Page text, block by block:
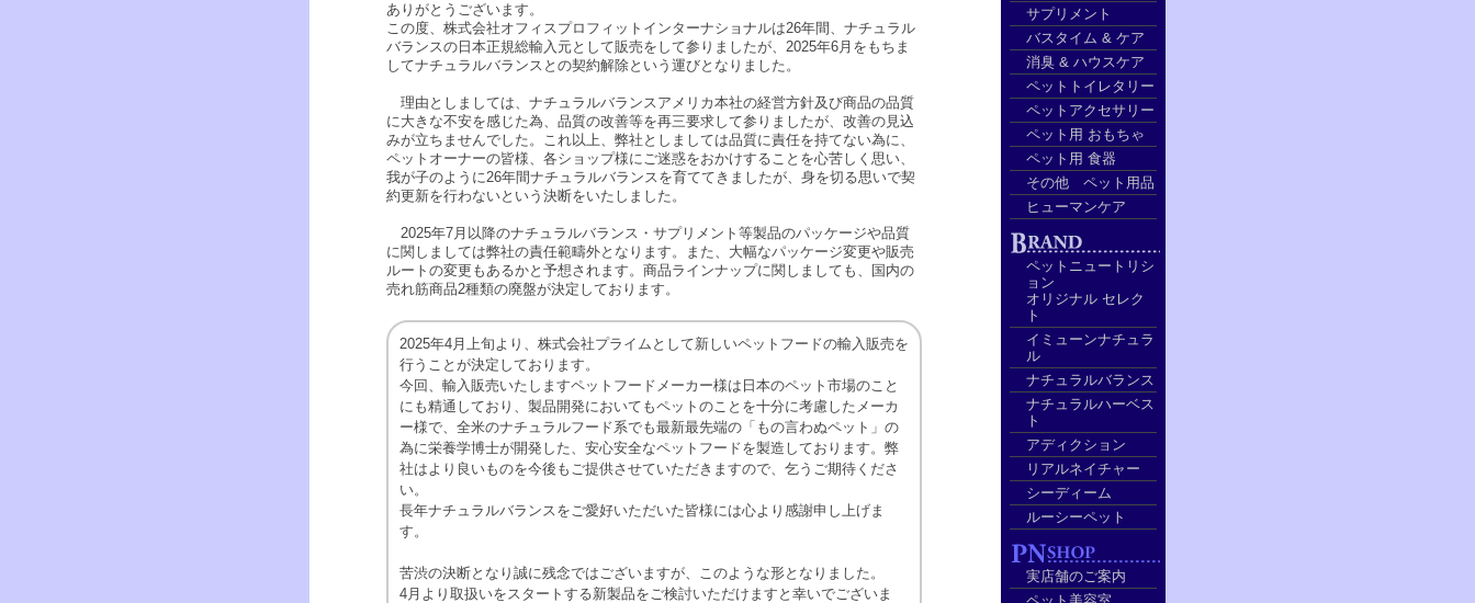
ありがとうございます。
この度、株式会社オフィスプロフィットインターナショナルは26年間、ナチュラル
バランスの日本正規総輸入元として販売をして参りましたが、2025年6月をもちま
してナチュラルバランスとの契約解除という運びとなりました。
理由としましては、ナチュラルバランスアメリカ本社の経営方針及び商品の品質
に大きな不安を感じた為、品質の改善等を再三要求して参りましたが、改善の見込
みが立ちませんでした。これ以上、弊社としましては品質に責任を持てない為に、
ペットオーナーの皆様、各ショップ様にご迷惑をおかけすることを心苦しく思い、
我が子のように26年間ナチュラルバランスを育ててきましたが、身を切る思いで契
約更新を行わないという決断をいたしました。
2025年7月以降のナチュラルバランス・サプリメント等製品のパッケージや品質
に関しましては弊社の責任範疇外となります。また、大幅なパッケージ変更や販売
ルートの変更もあるかと予想されます。商品ラインナップに関しましても、国内の
売れ筋商品2種類の廃盤が決定しております。
2025年4月上旬より、株式会社プライムとして新しいペットフードの輸入販売を
行うことが決定しております。
今回、輸入販売いたしますペットフードメーカー様は日本のペット市場のこと
にも精通しており、製品開発においてもペットのことを十分に考慮したメーカ
ー様で、全米のナチュラルフード系でも最新最先端の「もの言わぬペット」の
為に栄養学博士が開発した、安心安全なペットフードを製造しております。弊
社はより良いものを今後もご提供させていただきますので、乞うご期待くださ
い。
長年ナチュラルバランスをご愛好いただいた皆様には心より感謝申し上げま
す。
苦渋の決断となり誠に残念ではございますが、このような形となりました。
4月より取扱いをスタートする新製品をご検討いただけますと幸いでございま
サプリメント
バスタイム & ケア
消臭 & ハウスケア
ペットトイレタリー
ペットアクセサリー
ペット用 おもちゃ
ペット用 食器
その他 ペット用品
ヒューマンケア
ペットニュートリシ
ョン
オリジナル セレク
ト
イミューンナチュラ
ル
ナチュラルバランス
ナチュラルハーベス
ト
アディクション
リアルネイチャー
シーディーム
ルーシーペット
実店舗のご案内